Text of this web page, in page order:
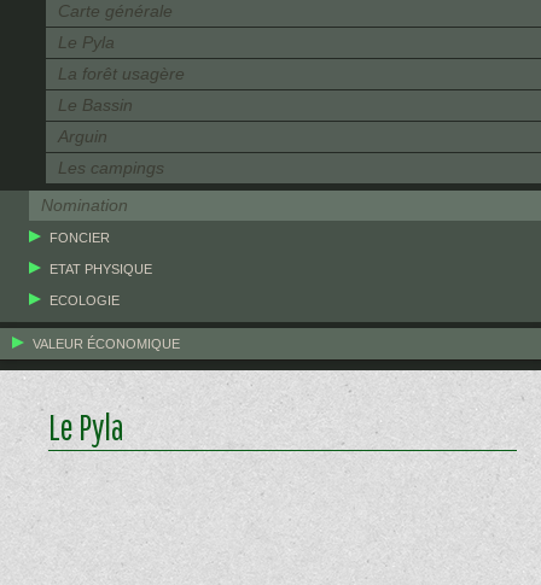
Carte générale
Le Pyla
La forêt usagère
Le Bassin
Arguin
Les campings
Nomination
FONCIER
ETAT PHYSIQUE
ECOLOGIE
VALEUR ÉCONOMIQUE
Le Pyla